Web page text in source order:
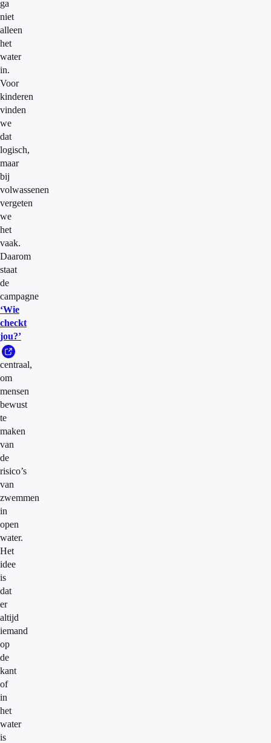
ga
niet
alleen
het
water
in.
Voor
kinderen
vinden
we
dat
logisch,
maar
bij
volwassenen
vergeten
we
het
vaak.
Daarom
staat
de
campagne
‘Wie
checkt
jou?’
centraal,
om
mensen
bewust
te
maken
van
de
risico’s
van
zwemmen
in
open
water.
Het
idee
is
dat
er
altijd
iemand
op
de
kant
of
in
het
water
is